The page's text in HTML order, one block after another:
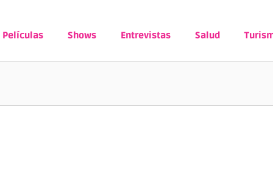
Películas Shows Entrevistas Salud